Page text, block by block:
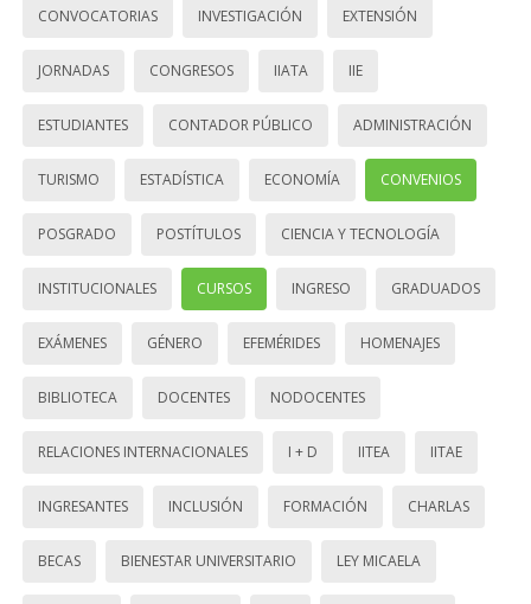
CONVOCATORIAS INVESTIGACIÓN EXTENSIÓN
JORNADAS CONGRESOS IIATA IIE
ESTUDIANTES CONTADOR PÚBLICO ADMINISTRACIÓN
TURISMO ESTADÍSTICA ECONOMÍA CONVENIOS
POSGRADO POSTÍTULOS CIENCIA Y TECNOLOGÍA
INSTITUCIONALES CURSOS INGRESO GRADUADOS
EXÁMENES GÉNERO EFEMÉRIDES HOMENAJES
BIBLIOTECA DOCENTES NODOCENTES
RELACIONES INTERNACIONALES I + D IITEA IITAE
INGRESANTES INCLUSIÓN FORMACIÓN CHARLAS
BECAS BIENESTAR UNIVERSITARIO LEY MICAELA